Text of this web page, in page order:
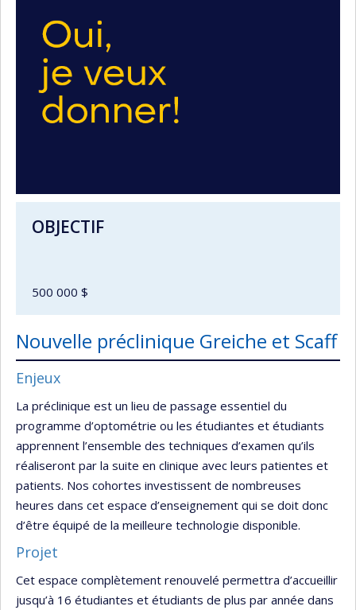
OBJECTIF
500 000 $
Nouvelle préclinique Greiche et Scaff
Enjeux
La préclinique est un lieu de passage essentiel du
programme d’optométrie ou les étudiantes et étudiants
apprennent l’ensemble des techniques d’examen qu’ils
réaliseront par la suite en clinique avec leurs patientes et
patients. Nos cohortes investissent de nombreuses
heures dans cet espace d’enseignement qui se doit donc
d’être équipé de la meilleure technologie disponible.
Projet
Cet espace complètement renouvelé permettra d’accueillir
jusqu’à 16 étudiantes et étudiants de plus par année dans